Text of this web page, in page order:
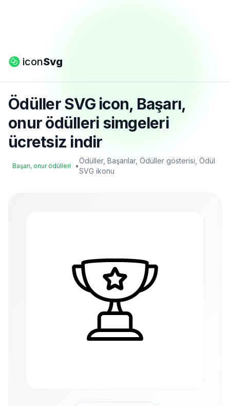
iconSvg
Ödüller SVG icon, Başarı,
onur ödülleri simgeleri
ücretsiz indir
Başarı, onur ödülleri •
Ödüller, Başarılar, Ödüller gösterisi, Ödül
SVG ikonu